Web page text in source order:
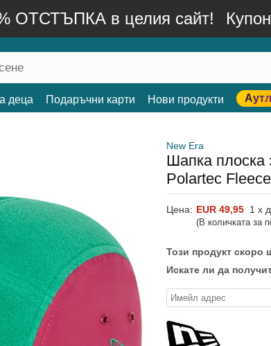
ОТСТЪПКА в целия сайт!
деца Подаръчни карти Нови продукти
New Era
Шапка плоска
Polartec
Цена: EUR 49,95 1 x
(В количката за
Този продукт скоро
Искате ли да